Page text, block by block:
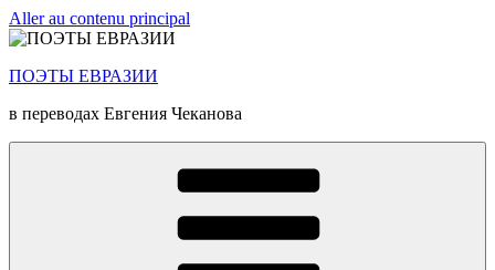
Aller au contenu principal
ПОЭТЫ ЕВРАЗИИ
в переводах Евгения Чеканова